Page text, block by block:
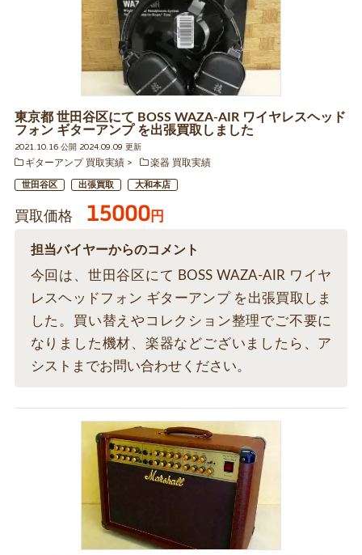
東京都 世田谷区にて BOSS WAZA-AIR ワイヤレスヘッド
フォン ギターアンプ を出張買取しました
2021.10.16 公開 2024.09.09 更新
ギターアンプ 買取実績
楽器 買取実績
世田谷区 出張買取 大和本店
買取価格 15000円
担当バイヤーからのコメント
今回は、世田谷区にて BOSS WAZA-AIR ワイヤ
レスヘッドフォン ギターアンプ を出張買取しま
した。買い替えやコレクション整理でご不要に
なりました機材、楽器などございましたら、ア
シストまでお問い合わせください。